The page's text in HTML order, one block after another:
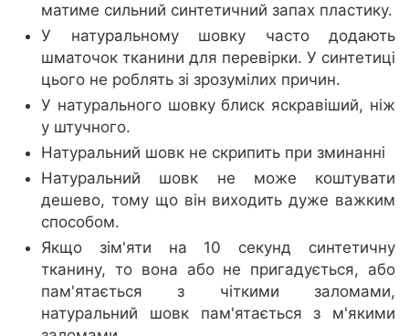
матиме сильний синтетичний запах пластику.
У натуральному шовку часто додають
шматочок тканини для перевірки. У синтетиці
цього не роблять зі зрозумілих причин.
У натурального шовку блиск яскравіший, ніж
у штучного.
Натуральний шовк не скрипить при зминанні
Натуральний шовк не може коштувати
дешево, тому що він виходить дуже важким
способом.
Якщо зім'яти на 10 секунд синтетичну
тканину, то вона або не пригадується, або
пам'ятається з чіткими заломами,
натуральний шовк пам'ятається з м'якими